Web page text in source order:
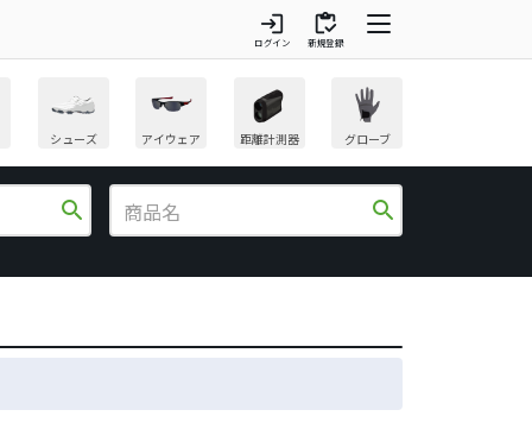
login
ログイン
inventory
新規登録
シューズ アイウェア 距離計測器 グローブ
search search